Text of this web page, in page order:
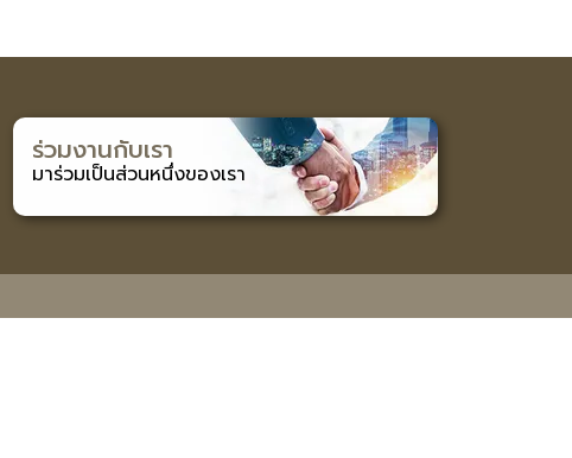
ร่วมงานกับเรา
มาร่วมเป็นส่วนหนึ่งของเรา